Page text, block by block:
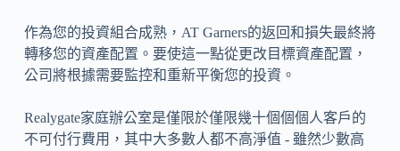
作為您的投資組合成熟，AT Garners的返回和損失最終將
轉移您的資產配置。要使這一點從更改目標資產配置，
公司將根據需要監控和重新平衡您的投資。
Realygate家庭辦公室是僅限於僅限幾十個個個人客戶的
不可付行費用，其中大多數人都不高淨值 - 雖然少數高